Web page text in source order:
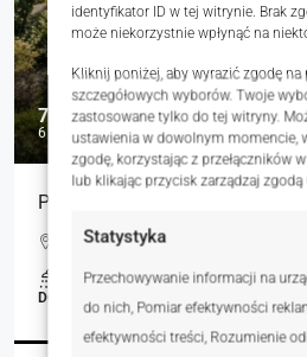
identyfikator ID w tej witrynie. Brak
może niekorzystnie wpłynąć na
Kliknij poniżej, aby wyrazić zgodę
szczegółowych wyborów. Twoje
zastosowane tylko do tej witryny.
ustawienia w dowolnym momencie,
zgodę, korzystając z przełączników
lub klikając przycisk zarządzaj zgodą
Statystyka
Przechowywanie informacji na
do nich, Pomiar efektywności
efektywności treści, Rozumienie
750 000 zł
6 214 zł
Przestronny BLIŹNIAK z
Leśna, Bolechowo, Polska
120.70 m²
DOMY, NIERUCHOMOŚCI MIESZKANIOWE